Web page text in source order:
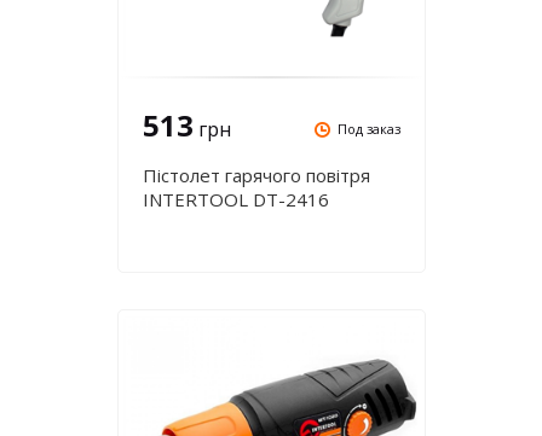
513 грн Под заказ
Пістолет гарячого повітря
INTERTOOL DT-2416